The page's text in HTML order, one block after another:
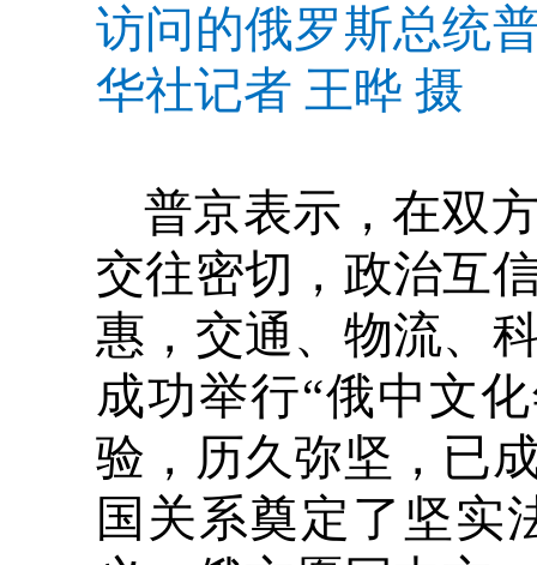
访问的俄罗斯总统
华社记者 王晔 摄
普京表示，在双
交往密切，政治互
惠，交通、物流、
成功举行“俄中文
验，历久弥坚，已
国关系奠定了坚实